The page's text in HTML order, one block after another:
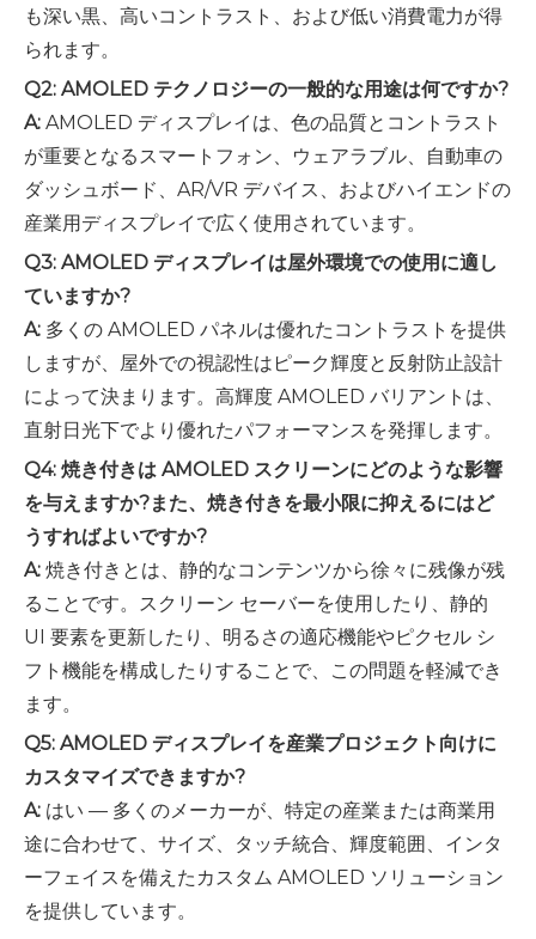
も深い黒、高いコントラスト、および低い消費電力が得
られます。
Q2: AMOLED テクノロジーの一般的な用途は何ですか?
A: AMOLED ディスプレイは、色の品質とコントラスト
が重要となるスマートフォン、ウェアラブル、自動車の
ダッシュボード、AR/VR デバイス、およびハイエンドの
産業用ディスプレイで広く使用されています。
Q3: AMOLED ディスプレイは屋外環境での使用に適し
ていますか?
A: 多くの AMOLED パネルは優れたコントラストを提供
しますが、屋外での視認性はピーク輝度と反射防止設計
によって決まります。高輝度 AMOLED バリアントは、
直射日光下でより優れたパフォーマンスを発揮します。
Q4: 焼き付きは AMOLED スクリーンにどのような影響
を与えますか?また、焼き付きを最小限に抑えるにはど
うすればよいですか?
A: 焼き付きとは、静的なコンテンツから徐々に残像が残
ることです。スクリーン セーバーを使用したり、静的
UI 要素を更新したり、明るさの適応機能やピクセル シ
フト機能を構成したりすることで、この問題を軽減でき
ます。
Q5: AMOLED ディスプレイを産業プロジェクト向けに
カスタマイズできますか?
A: はい — 多くのメーカーが、特定の産業または商業用
途に合わせて、サイズ、タッチ統合、輝度範囲、インタ
ーフェイスを備えたカスタム AMOLED ソリューション
を提供しています。